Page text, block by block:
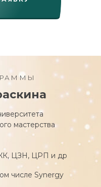
выступления»
части»
отвечать на
свой
любое
мастерства
ЦЗН, ЦРП и др
числе Synergy